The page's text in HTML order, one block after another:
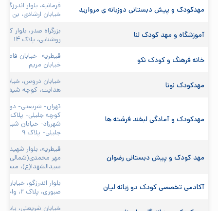
مهدکودک و پیش دبستانی دوزبانه ی مروارید
فرمانیه، بلوار
خیابان ارشادی، بن
آموزشگاه و مهد کودک لنا
بزرگراه صدر، بلوار
روشنایی، پلاک ۱۴
خانه فرهنگ و کودک نکو
قیطریه- خیابان
خیابان مریم
مهدکودک نونا
خیابان دروس، خیابان
هدايت، كوچه شيفته،
مهدکودک و آمادگی لبخند فرشته ها
تهران- شریعتی-
شهرزاد- خیابان
جلیلی- پلاک ۹
مهد کودک و پیش دبستانی رضوان
قیطریه، بلوار شهید
سیدالشهدا(ع)،
آکادمی تخصصی کودک دو زبانه لیان
بلوار اندرزگو،
صبوری، پلاک ۲، واحد ۲
خیابان شریعتی،